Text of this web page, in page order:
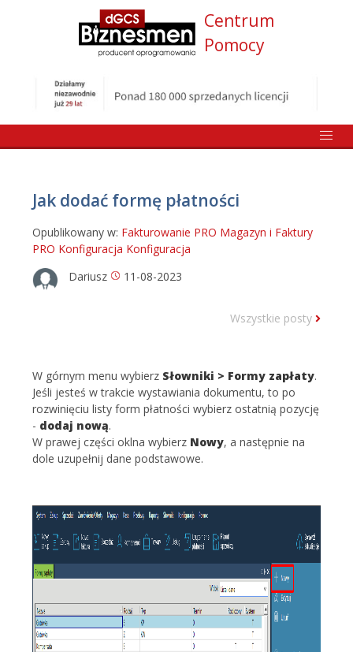
Centrum
Pomocy
Jak dodać formę płatności
Opublikowany w: Fakturowanie PRO Magazyn i Faktury
PRO Konfiguracja Konfiguracja
Dariusz
11-08-2023
Wszystkie posty
W górnym menu wybierz Słowniki > Formy zapłaty.
Jeśli jesteś w trakcie wystawiania dokumentu, to po
rozwinięciu listy form płatności wybierz ostatnią pozycję
- dodaj nową.
W prawej części oklna wybierz Nowy, a następnie na
dole uzupełnij dane podstawowe.